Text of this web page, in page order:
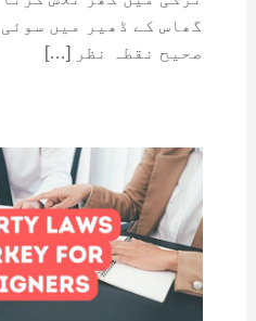
گھاس کے ڈھیر میں سوئی
صحیح نقطہ نظر […]